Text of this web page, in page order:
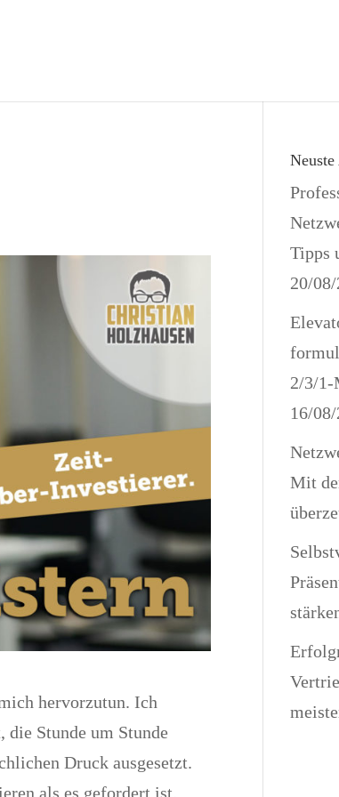
hervorzutun. Ich
die Stunde um Stunde
Druck ausgesetzt.
als es gefordert ist.
Tipps
20/
2/3/1-
16/
Mit